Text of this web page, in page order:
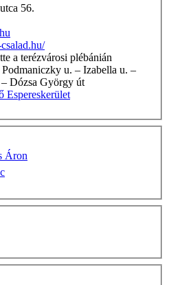
56.
tól, előtte a terézvárosi plébánián
Dózsa György út
Espereskerület
Áron